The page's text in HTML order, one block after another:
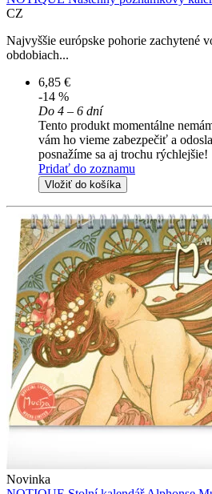
CZ
Najvyššie európske pohorie zachytené
obdobiach...
6,85 €
-14 %
Do 4 – 6 dní
Tento produkt momentálne
vám ho vieme zabezpečiť a
posnažíme sa aj trochu rýchlejšie!
Pridať do zoznamu
Vložiť do košíka
Novinka